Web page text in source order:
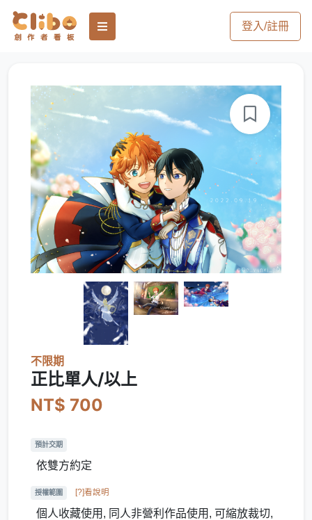
登入/註冊
不限期
正比單人/以上
NT$ 700
預計交期
依雙方約定
授權範圍 [?]看說明
個人收藏使用, 同人非營利作品使用, 可縮放裁切,